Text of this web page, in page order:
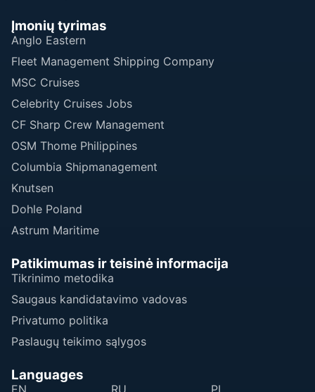
Įmonių tyrimas
Anglo Eastern
Fleet Management Shipping Company
MSC Cruises
Celebrity Cruises Jobs
CF Sharp Crew Management
OSM Thome Philippines
Columbia Shipmanagement
Knutsen
Dohle Poland
Astrum Maritime
Patikimumas ir teisinė informacija
Tikrinimo metodika
Saugaus kandidatavimo vadovas
Privatumo politika
Paslaugų teikimo sąlygos
Languages
EN RU PL